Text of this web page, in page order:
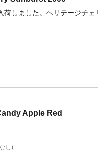
荷しました。ヘリテージチ
Apple Red
し